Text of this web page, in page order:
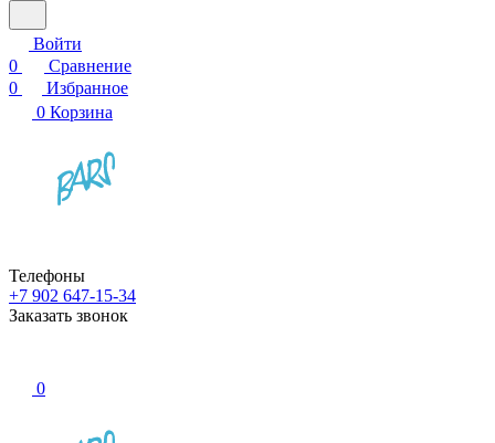
Войти
0
Сравнение
0
Избранное
0 Корзина
Телефоны
+7 902 647-15-34
Заказать звонок
0